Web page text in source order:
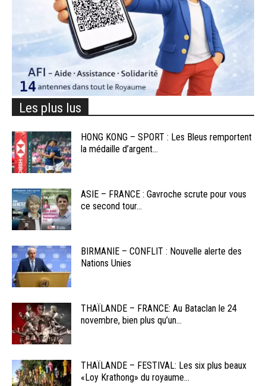
Les plus lus
HONG KONG – SPORT : Les Bleus remportent
la médaille d’argent...
ASIE – FRANCE : Gavroche scrute pour vous
ce second tour...
BIRMANIE – CONFLIT : Nouvelle alerte des
Nations Unies
THAÏLANDE – FRANCE: Au Bataclan le 24
novembre, bien plus qu’un...
THAÏLANDE – FESTIVAL: Les six plus beaux
«Loy Krathong» du royaume...